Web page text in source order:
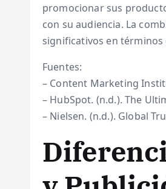
promocionar sus
con su audiencia. La
significativos en
Fuentes:
– Content Marketing
– HubSpot. (n.d.). The
– Nielsen. (n.d.). Global